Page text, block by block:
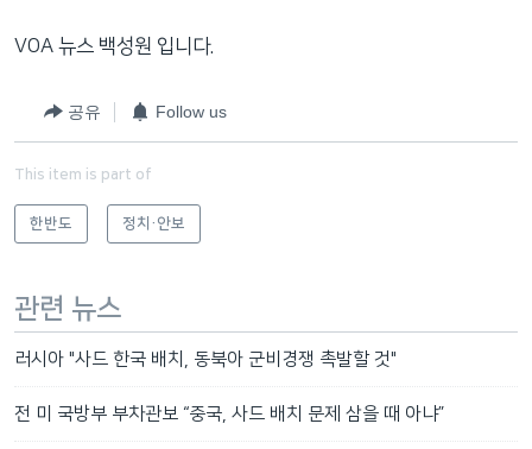
VOA 뉴스 백성원 입니다.
공유 Follow us
This item is part of
한반도 정치·안보
관련 뉴스
러시아 "사드 한국 배치, 동북아 군비경쟁 촉발할 것"
전 미 국방부 부차관보 “중국, 사드 배치 문제 삼을 때 아냐”